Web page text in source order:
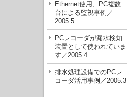
Ethernet使用、PC複数
台による監視事例／
2005.5
PCレコーダが漏水検知
装置として使われていま
す／2005.4
排水処理設備でのPCレ
コーダ活用事例／2005.3